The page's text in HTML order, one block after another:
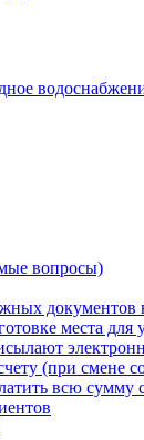
вопросы)
места для
(при смене
всю сумму